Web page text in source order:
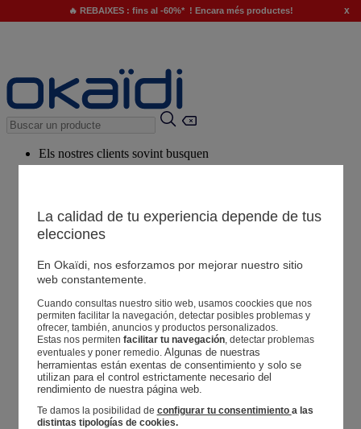
🔥 REBAIXES : fins al -60%* ! Encara més productes! x
Els nostres clients sovint busquen
El nostre consell
Productes suggerits
Botigues
La teva informació
Segueix una comanda
Cistella
Favorits
La calidad de tu experiencia depende de tus
elecciones
En Okaïdi, nos esforzamos por mejorar nuestro sitio
web constantemente.
Cuando consultas nuestro sitio web, usamos coockies que nos
permiten facilitar la navegación, detectar posibles problemas y
ofrecer, también, anuncios y productos personalizados.
Estas nos permiten facilitar tu navegación, detectar problemas
eventuales y poner remedio. Algunas de nuestras
herramientas están exentas de consentimiento y solo se
utilizan para el control estrictamente necesario del
rendimiento de nuestra página web.
Te damos la posibilidad de configurar tu consentimiento a las
distintas tipologías de cookies.